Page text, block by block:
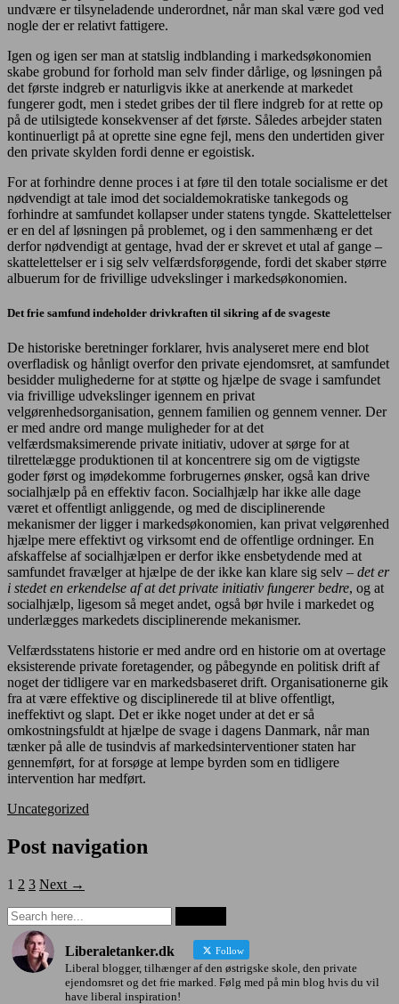
undvære er tilsyneladende underordnet, når man skal være god ved
nogle der er relativt fattigere.
Igen og igen ser man at statslig indblanding i markedsøkonomien
skabe grobund for forhold man selv finder dårlige, og løsningen på
det første indgreb er naturligvis ikke at anerkende at markedet
fungerer godt, men i stedet gribes der til flere indgreb for at rette op
på de utilsigtede konsekvenser af det første. Således arbejder staten
kontinuerligt på at oprette sine egne fejl, mens den undertiden giver
den private skylden fordi denne er egoistisk.
For at forhindre denne proces i at føre til den totale socialisme er det
nødvendigt at tale imod det socialdemokratiske tankegods og
forhindre at samfundet kollapser under statens tyngde. Skattelettelser
er en del af løsningen på problemet, og i den sammenhæng er det
derfor nødvendigt at gentage, hvad der er skrevet et utal af gange –
skattelettelser er i sig selv velfærdsforøgende, fordi det skaber større
albuerum for de frivillige udvekslinger i markedsøkonomien.
Det frie samfund indeholder drivkraften til sikring af de svageste
De historiske beretninger forklarer, hvis analyseret mere end blot
overfladisk og hånligt overfor den private ejendomsret, at samfundet
besidder mulighederne for at støtte og hjælpe de svage i samfundet
via frivillige udvekslinger igennem en privat
velgørenhedsorganisation, gennem familien og gennem venner. Der
er med andre ord mange muligheder for at det
velfærdsmaksimerende private initiativ, udover at sørge for at
tilrettelægge produktionen til at koncentrere sig om de vigtigste
goder først og imødekomme forbrugernes ønsker, også kan drive
socialhjælp på en effektiv facon. Socialhjælp har ikke alle dage
været et offentligt anliggende, og med de disciplinerende
mekanismer der ligger i markedsøkonomien, kan privat velgørenhed
hjælpe mere effektivt og virksomt end de offentlige ordninger. En
afskaffelse af socialhjælpen er derfor ikke ensbetydende med at
samfundet fravælger at hjælpe de der ikke kan klare sig selv – det er
i stedet en erkendelse af at det private initiativ fungerer bedre, og at
socialhjælp, ligesom så meget andet, også bør hvile i markedet og
underlægges markedets disciplinerende mekanismer.
Velfærdsstatens historie er med andre ord en historie om at overtage
eksisterende private foretagender, og påbegynde en politisk drift af
noget der tidligere var en markedsbaseret drift. Organisationerne gik
fra at være effektive og disciplinerede til at blive offentligt,
ineffektivt og slapt. Det er ikke noget under at det er så
omkostningsfuldt at hjælpe de svage i dagens Danmark, når man
tænker på alle de tusindvis af markedsinterventioner staten har
gennemført, for at forsøge at lempe byrden som en tidligere
intervention har medført.
Uncategorized
Post navigation
1 2 3 Next →
Liberaletanker.dk Follow
Liberal blogger, tilhænger af den østrigske skole, den private
ejendomsret og det frie marked. Følg med på min blog hvis du vil
have liberal inspiration!